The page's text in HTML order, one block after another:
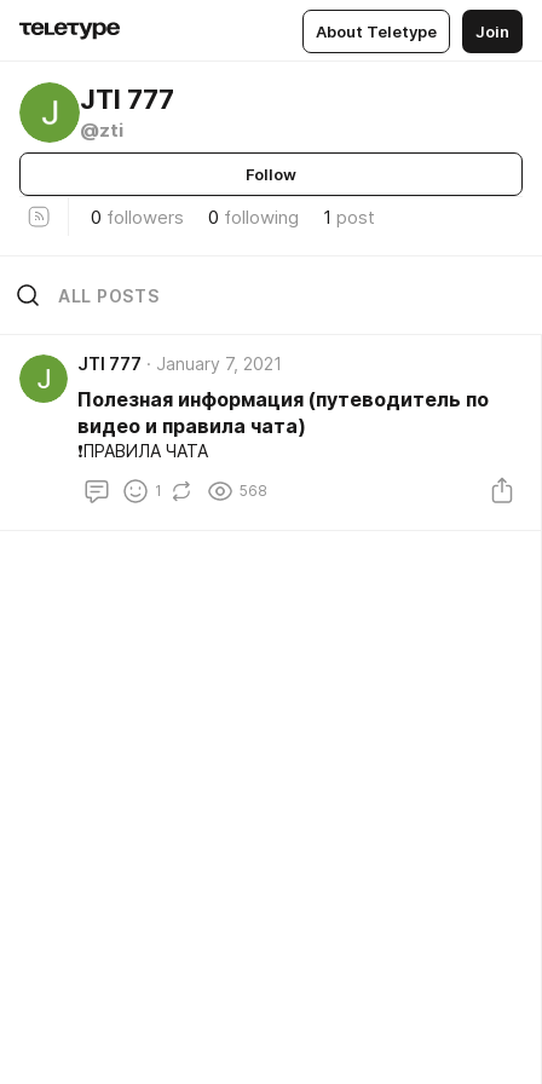
About Teletype Join
JTI 777
@zti
Follow
0 followers 0 following 1 post
ALL POSTS
JTI 777 January 7, 2021
Полезная информация (путеводитель по
видео и правила чата)
❗ПРАВИЛА ЧАТА
1 568